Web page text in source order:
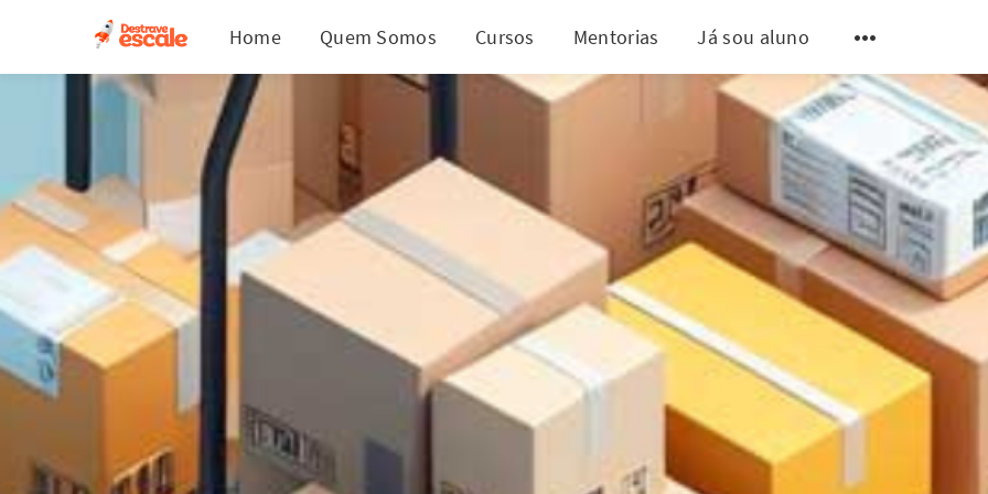
Home Quem Somos Cursos Mentorias Já sou aluno